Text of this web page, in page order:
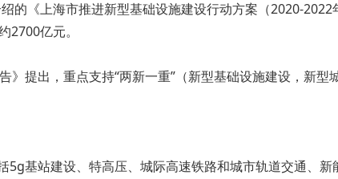
的《上海市推进新型基础设施建设行动方案（2020-
2700亿元。
提出，重点支持“两新一重”（新型基础设施建设，新型
5g基站建设、特高压、城际高速铁路和城市轨道交通、